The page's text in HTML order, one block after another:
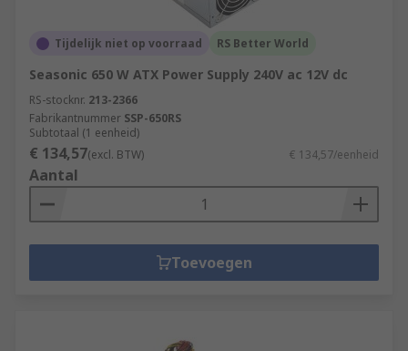
Tijdelijk niet op voorraad RS Better World
Seasonic 650 W ATX Power Supply 240V ac 12V dc
RS-stocknr. 213-2366
Fabrikantnummer SSP-650RS
Subtotaal (1 eenheid)
€ 134,57(excl. BTW) € 134,57/eenheid
Aantal
Toevoegen